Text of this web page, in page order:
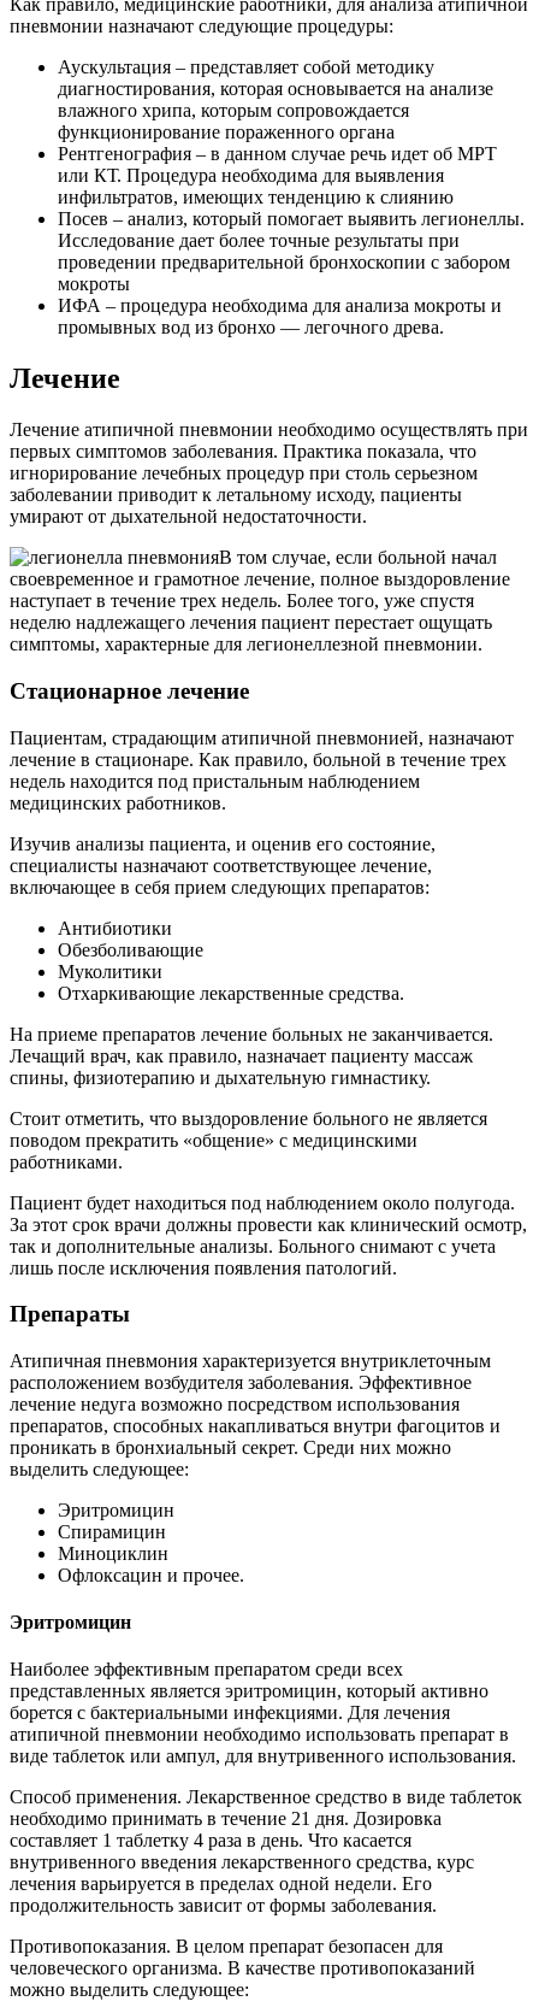
Как правило, медицинские работники, для анализа атипичной
пневмонии назначают следующие процедуры:
Аускультация – представляет собой методику
диагностирования, которая основывается на анализе
влажного хрипа, которым сопровождается
функционирование пораженного органа
Рентгенография – в данном случае речь идет об МРТ
или КТ. Процедура необходима для выявления
инфильтратов, имеющих тенденцию к слиянию
Посев – анализ, который помогает выявить легионеллы.
Исследование дает более точные результаты при
проведении предварительной бронхоскопии с забором
мокроты
ИФА – процедура необходима для анализа мокроты и
промывных вод из бронхо — легочного древа.
Лечение
Лечение атипичной пневмонии необходимо осуществлять при
первых симптомов заболевания. Практика показала, что
игнорирование лечебных процедур при столь серьезном
заболевании приводит к летальному исходу, пациенты
умирают от дыхательной недостаточности.
В том случае, если больной начал
своевременное и грамотное лечение, полное выздоровление
наступает в течение трех недель. Более того, уже спустя
неделю надлежащего лечения пациент перестает ощущать
симптомы, характерные для легионеллезной пневмонии.
Стационарное лечение
Пациентам, страдающим атипичной пневмонией, назначают
лечение в стационаре. Как правило, больной в течение трех
недель находится под пристальным наблюдением
медицинских работников.
Изучив анализы пациента, и оценив его состояние,
специалисты назначают соответствующее лечение,
включающее в себя прием следующих препаратов:
Антибиотики
Обезболивающие
Муколитики
Отхаркивающие лекарственные средства.
На приеме препаратов лечение больных не заканчивается.
Лечащий врач, как правило, назначает пациенту массаж
спины, физиотерапию и дыхательную гимнастику.
Стоит отметить, что выздоровление больного не является
поводом прекратить «общение» с медицинскими
работниками.
Пациент будет находиться под наблюдением около полугода.
За этот срок врачи должны провести как клинический осмотр,
так и дополнительные анализы. Больного снимают с учета
лишь после исключения появления патологий.
Препараты
Атипичная пневмония характеризуется внутриклеточным
расположением возбудителя заболевания. Эффективное
лечение недуга возможно посредством использования
препаратов, способных накапливаться внутри фагоцитов и
проникать в бронхиальный секрет. Среди них можно
выделить следующее:
Эритромицин
Спирамицин
Миноциклин
Офлоксацин и прочее.
Эритромицин
Наиболее эффективным препаратом среди всех
представленных является эритромицин, который активно
борется с бактериальными инфекциями. Для лечения
атипичной пневмонии необходимо использовать препарат в
виде таблеток или ампул, для внутривенного использования.
Способ применения. Лекарственное средство в виде таблеток
необходимо принимать в течение 21 дня. Дозировка
составляет 1 таблетку 4 раза в день. Что касается
внутривенного введения лекарственного средства, курс
лечения варьируется в пределах одной недели. Его
продолжительность зависит от формы заболевания.
Противопоказания. В целом препарат безопасен для
человеческого организма. В качестве противопоказаний
можно выделить следующее: